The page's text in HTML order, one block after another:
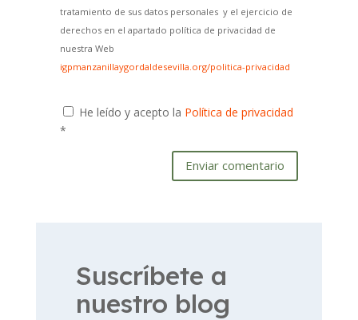
tratamiento de sus datos personales y el ejercicio de
derechos en el apartado política de privacidad de
nuestra Web
igpmanzanillaygordaldesevilla.org/politica-privacidad
He leído y acepto la Política de privacidad
*
Enviar comentario
Suscríbete a
nuestro blog